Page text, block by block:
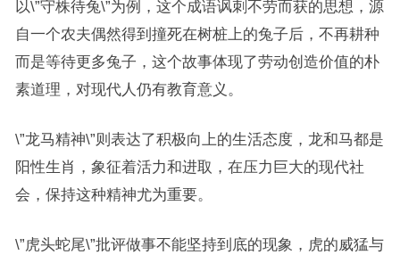
以\”守株待兔\”为例，这个成语讽刺不劳而获的思想，源
自一个农夫偶然得到撞死在树桩上的兔子后，不再耕种
而是等待更多兔子，这个故事体现了劳动创造价值的朴
素道理，对现代人仍有教育意义。
\”龙马精神\”则表达了积极向上的生活态度，龙和马都是
阳性生肖，象征着活力和进取，在压力巨大的现代社
会，保持这种精神尤为重要。
\”虎头蛇尾\”批评做事不能坚持到底的现象，虎的威猛与